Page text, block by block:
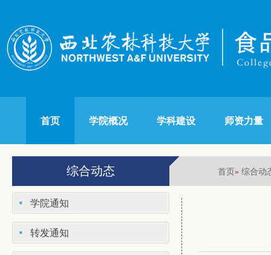
首页 学院概况 学科建设 师资力量
综合动态 首页» 综合动
学院通知
转发通知